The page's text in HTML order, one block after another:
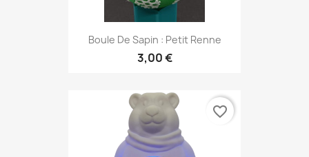
Boule De Sapin : Petit Renne
3,00 €
favorite_border